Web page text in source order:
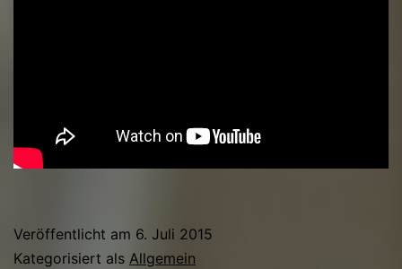
Veröffentlicht am 6. Juli 2015
Kategorisiert als Allgemein